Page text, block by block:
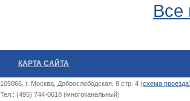
Все
КАРТА САЙТА
105066, г. Москва, Доброслободская, 8 стр. 4 (схема проезда)
Тел.: (495) 744-0618 (многоканальный)